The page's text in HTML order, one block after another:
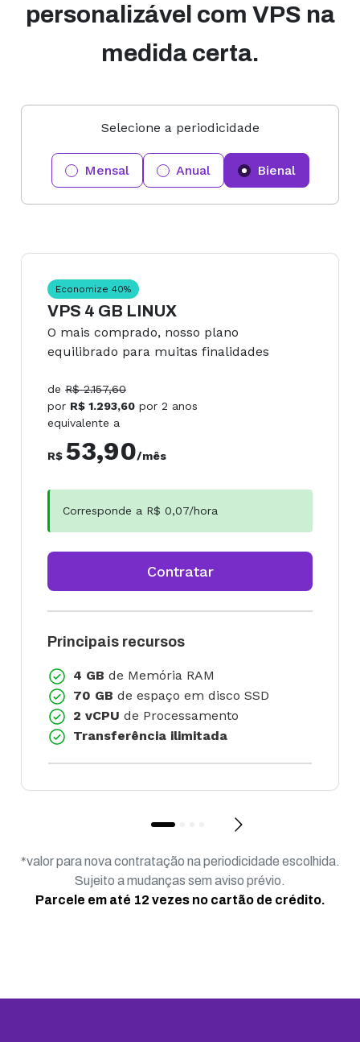
personalizável com VPS na
medida certa.
Selecione a periodicidade
Mensal Anual Bienal
Economize 40%
VPS 4 GB LINUX
O mais comprado, nosso plano
equilibrado para muitas finalidades
de R$ 2.157,60
por R$ 1.293,60 por 2 anos
equivalente a
R$ 53,90/mês
Corresponde a R$ 0,07/hora
Contratar
Principais recursos
4 GB de Memória RAM
70 GB de espaço em disco SSD
2 vCPU de Processamento
Transferência ilimitada
*valor para nova contratação na periodicidade escolhida.
Sujeito a mudanças sem aviso prévio.
Parcele em até 12 vezes no cartão de crédito.